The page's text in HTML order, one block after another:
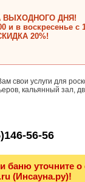
ВЫХОДНОГО ДНЯ!
и в воскресенье с
20%!
свои услуги для
кальянный зал,
56-56
баню уточните
(Инсауна.ру)!